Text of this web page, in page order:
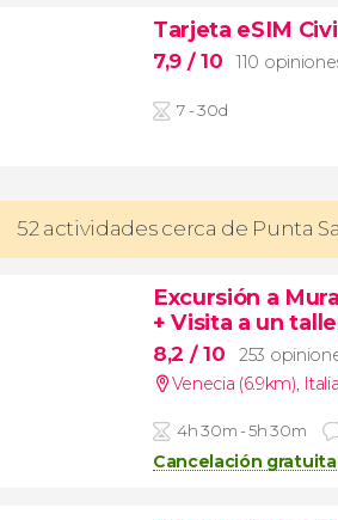
Tarjeta eSIM
7,9 / 10 110
7 - 30d
52 actividades cerca de Punta
Excursión a
+ Visita a un
8,2 / 10
253
Venecia (6.9km) Italia
4h 30m - 5h 30m
Cancelación gratuita